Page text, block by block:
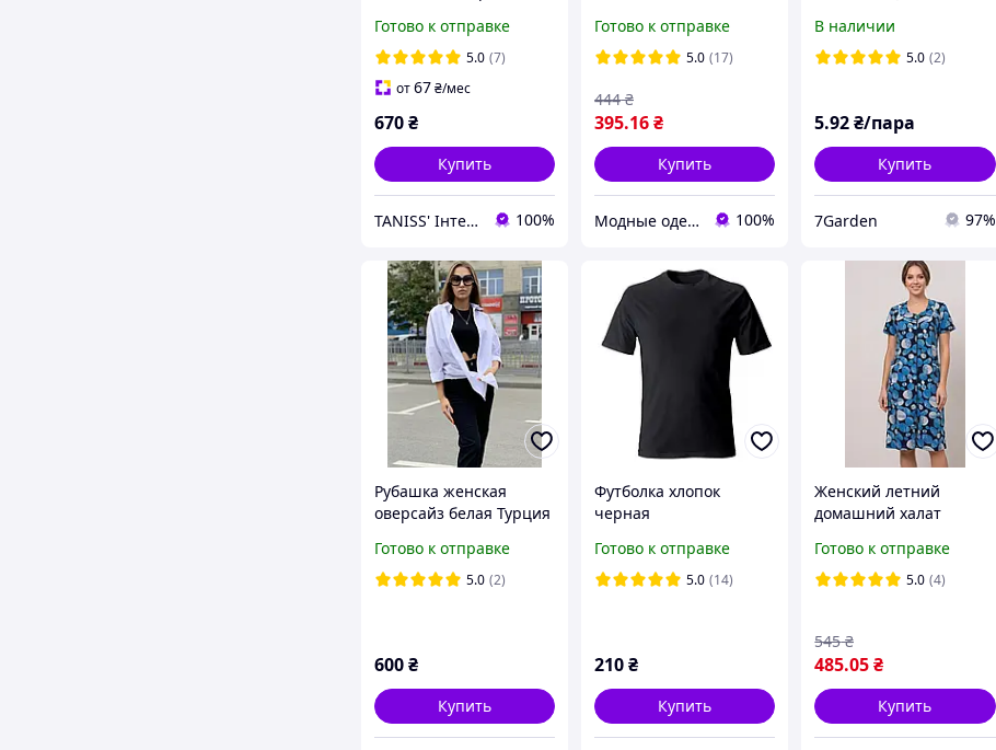
S,M,L,XL,2XL белая с
красным
Готово к отправке
5.0 (7)
от67₴/мес
670₴
Купить
TANISS' Інтернет-магазин 100%
большего размера 56
58 60 разные цвета
Готово к отправке
5.0 (17)
395.16₴
444 ₴
Купить
Модные одежки для меня и крошки 100%
В наличии
5.0 (2)
5.92₴/пара
Купить
7Garden 97%
Рубашка женская
оверсайз белая Турция
Готово к отправке
5.0 (2)
600₴
Купить
Футболка хлопок
черная
Готово к отправке
5.0 (14)
210₴
Купить
Женский летний
домашний халат
размер 48 50 52 54 56
58 60
Готово к отправке
5.0 (4)
485.05₴
545 ₴
Купить